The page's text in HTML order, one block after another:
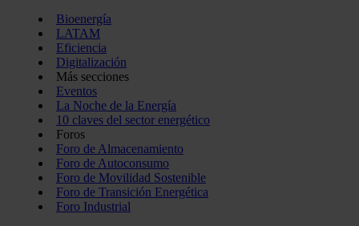
Bioenergía
LATAM
Eficiencia
Digitalización
Más secciones
Eventos
La Noche de la Energía
10 claves del sector energético
Foros
Foro de Almacenamiento
Foro de Autoconsumo
Foro de Movilidad Sostenible
Foro de Transición Energética
Foro Industrial